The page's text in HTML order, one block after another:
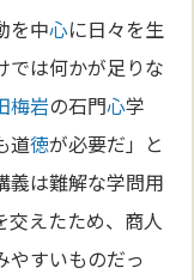
を中心に日々を生
では何かが足りな
梅岩の石門心学
道徳が必要だ」と
義は難解な学問用
えたため、商人
やすいものだっ